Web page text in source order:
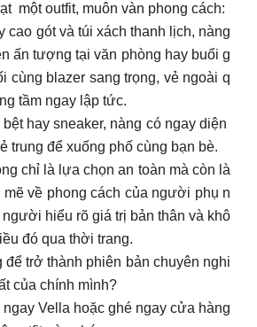
một outfit, muôn vàn phong cách:
cao gót và túi xách thanh lịch, nàng
ấn tượng tại văn phòng hay buổi g
cùng blazer sang trọng, vẻ ngoài q
tầm ngay lập tức.
hay sneaker, nàng có ngay diện
trung để xuống phố cùng bạn bè.
chỉ là lựa chọn an toàn mà còn là
mẽ về phong cách của người phụ n
hiểu rõ giá trị bản thân và khô
đó qua thời trang.
để trở thành phiên bản chuyên nghi
của chính mình?
Vella hoặc ghé ngay cửa hàng